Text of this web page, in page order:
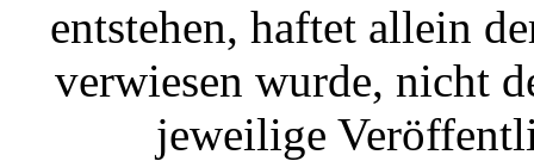
entstehen, haftet allein
verwiesen wurde, nicht
jeweilige